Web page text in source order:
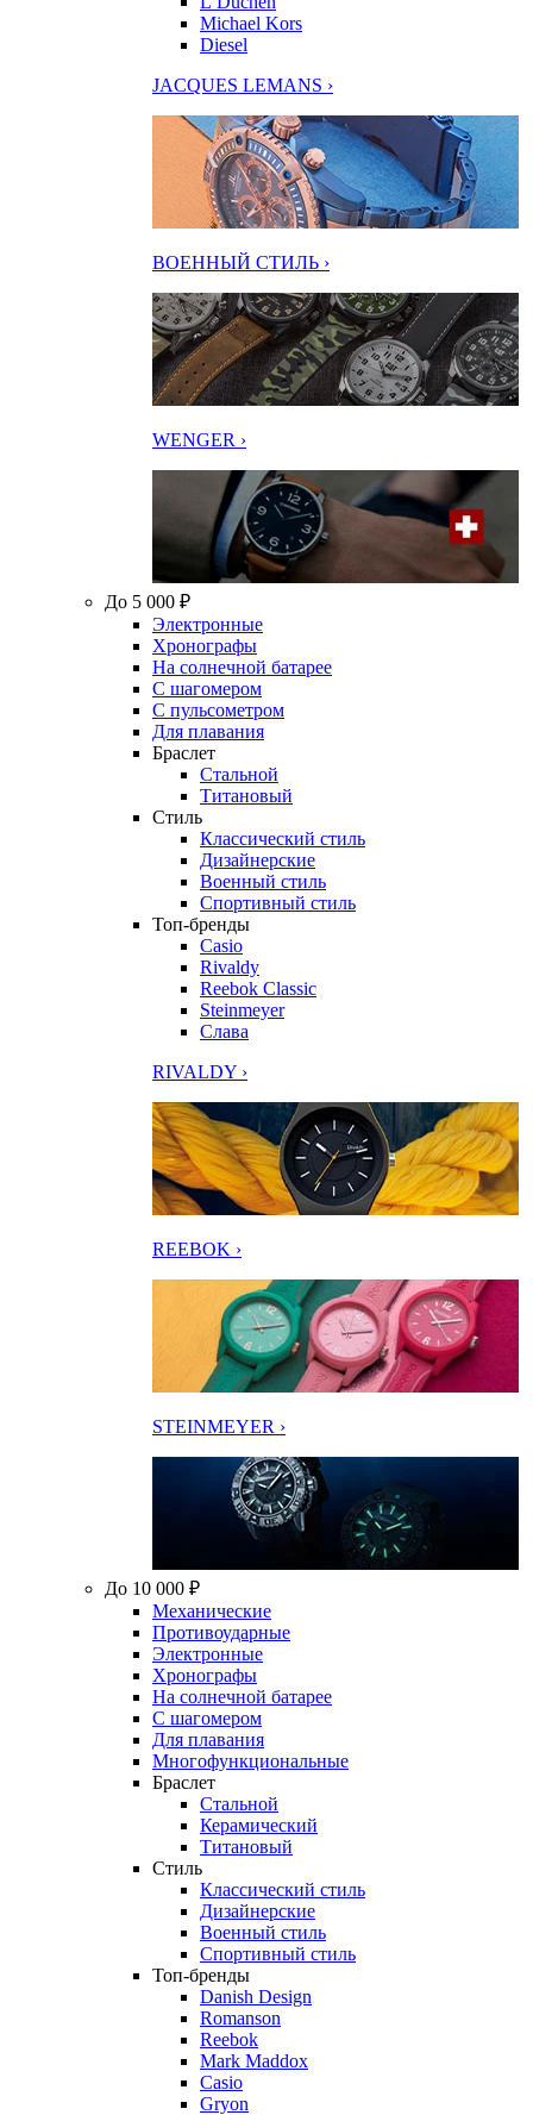
Michael Kors
Diesel
JACQUES LEMANS ›
ВОЕННЫЙ СТИЛЬ ›
WENGER ›
До 5 000 ₽
Электронные
Хронографы
На солнечной батарее
С шагомером
С пульсометром
Для плавания
Браслет
Стальной
Титановый
Стиль
Классический стиль
Дизайнерские
Военный стиль
Спортивный стиль
Топ-бренды
Casio
Rivaldy
Reebok Classic
Steinmeyer
Слава
RIVALDY ›
REEBOK ›
STEINMEYER ›
До 10 000 ₽
Механические
Противоударные
Электронные
Хронографы
На солнечной батарее
С шагомером
Для плавания
Многофункциональные
Браслет
Стальной
Керамический
Титановый
Стиль
Классический стиль
Дизайнерские
Военный стиль
Спортивный стиль
Топ-бренды
Danish Design
Romanson
Reebok
Mark Maddox
Casio
Gryon